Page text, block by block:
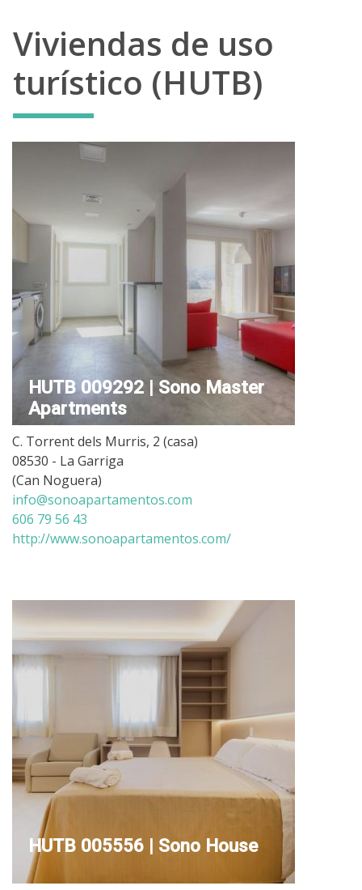
Viviendas de uso
turístico (HUTB)
HUTB 009292 | Sono Master
Apartments
C. Torrent dels Murris, 2 (casa)
08530 - La Garriga
(Can Noguera)
info@sonoapartamentos.com
606 79 56 43
http://www.sonoapartamentos.com/
HUTB 005556 | Sono House